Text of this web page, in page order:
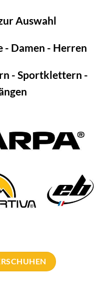
Auswahl
- Damen - Herren
- Sportklettern -
Material.
Und zum anderen
kleinen Säckchen bei.